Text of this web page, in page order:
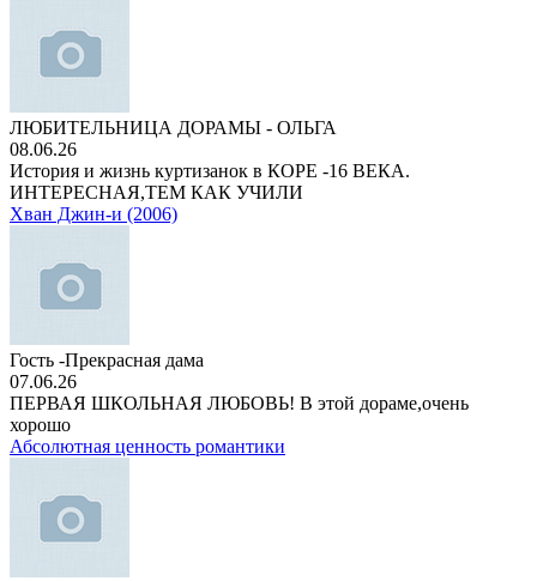
ЛЮБИТЕЛЬНИЦА ДОРАМЫ - ОЛЬГА
08.06.26
История и жизнь куртизанок в КОРЕ -16 ВЕКА.
ИНТЕРЕСНАЯ,ТЕМ КАК УЧИЛИ
Хван Джин-и (2006)
Гость -Прекрасная дама
07.06.26
ПЕРВАЯ ШКОЛЬНАЯ ЛЮБОВЬ! В этой дораме,очень
хорошо
Абсолютная ценность романтики